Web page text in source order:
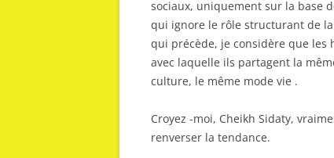
sociaux, uniquement sur la base
qui ignore le rôle structurant de
qui précède, je considère que
avec laquelle ils partagent la
culture, le même mode vie .
Croyez -moi, Cheikh Sidaty,
renverser la tendance.